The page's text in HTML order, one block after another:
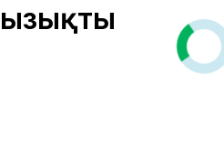
Қызықты